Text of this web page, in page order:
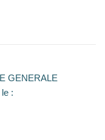
GENERALE
: